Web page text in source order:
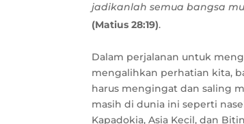
jadikanlah semua bangsa
(Matius 28:19).
Dalam perjalanan untuk
mengalihkan perhatian kita,
harus mengingat dan saling
masih di dunia ini seperti
Kapadokia, Asia Kecil, dan